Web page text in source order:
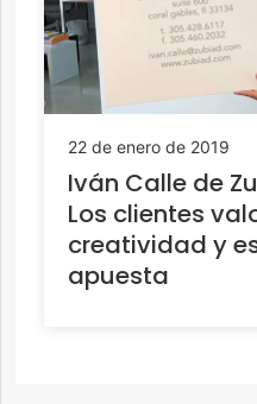
22 de enero de 2019
Iván Calle de
Los clientes
creatividad y
apuesta